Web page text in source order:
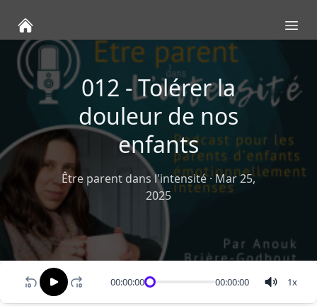
012 - Tolérer la
douleur de nos
enfants
Être parent dans l'intensité·Mar 25,
2025
00:00:00 00:00:00 1x